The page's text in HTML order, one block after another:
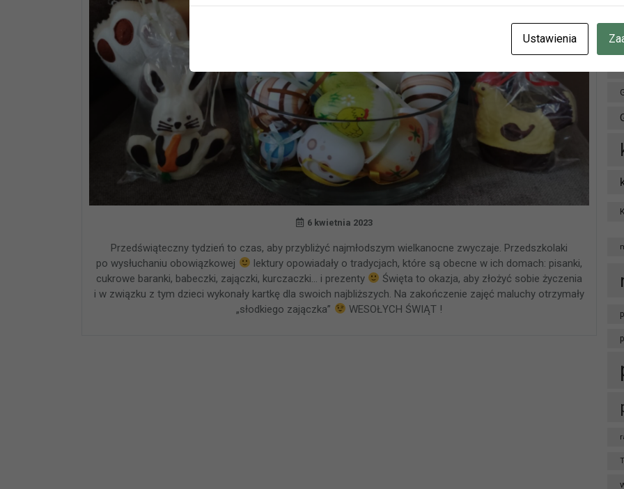
6 kwietnia 2023
Przedświąteczny tydzień to czas, aby przybliżyć najmłodszym wielkanocne zwyczaje. Przedszkolaki
po wysłuchaniu obowiązkowej
lektury opowiadały o tradycjach, które są obecne w ich domach: pisanki,
cukrowe baranki, babeczki, zajączki, kurczaczki… i prezenty
Święta to okazja, aby złożyć sobie życzenia
i w związku z tym dzieci wykonały kartkę dla swoich najbliższych. Na zakończenie zajęć maluchy otrzymały
„słodkiego zajączka”
WESOŁYCH ŚWIĄT !
Informacje znajdziecie Państwo na naszej stronie internetowej i
JEDNOCZENIE INFORMUJEMY, ŻE W DNIACH 3-14 SIERPNIA
BIBLIOTEKA W HERBACH PRZY UL. LUBLINIECKIEJ BĘDZIE
GODZINACH 9:00-15:00
Ustawienia